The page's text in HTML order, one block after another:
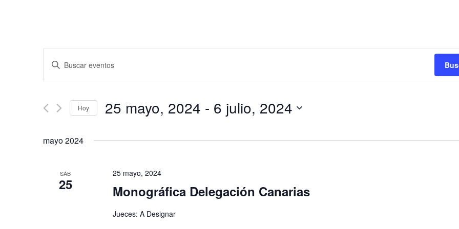
de
búsqueda
vistas
Eventos
Introduce
palabra
Busca
la
Hoy 25 mayo, 2024 - 6 julio, 2024
mayo 2024
SÁB
25
25 mayo, 2024
Monográfica Delegación Canarias
Jueces: A Designar